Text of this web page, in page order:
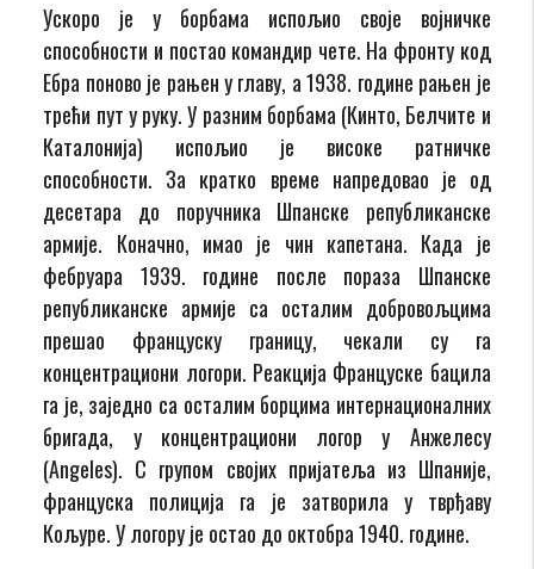
Ускоро је у борбама испољио своје војничке
способности и постао командир чете. На фронту код
Ебра поново је рањен у главу, а 1938. године рањен је
трећи пут у руку. У разним борбама (Кинто, Белчите и
Каталонија) испољио је високе ратничке
способности. За кратко време напредовао је од
десетара до поручника Шпанске републиканске
армије. Коначно, имао је чин капетана. Када је
фебруара 1939. године после пораза Шпанске
републиканске армије са осталим добровољцима
прешао француску границу, чекали су га
концентрациони логори. Реакција Француске бацила
га је, заједно са осталим борцима интернационалних
бригада, у концентрациони логор у Анжелесу
(Angeles). С групом својих пријатеља из Шпаније,
француска полиција га је затворила у тврђаву
Кољуре. У логору је остао до октобра 1940. године.